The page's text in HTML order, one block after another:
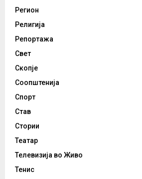
Регион
Религија
Репортажа
Свет
Скопје
Соопштенија
Спорт
Став
Стории
Театар
Телевизија во Живо
Тенис